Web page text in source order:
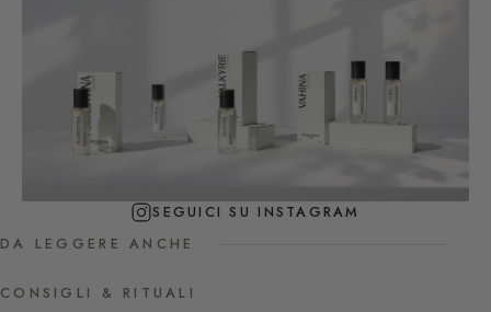
SEGUICI SU INSTAGRAM
DA LEGGERE ANCHE
CONSIGLI & RITUALI